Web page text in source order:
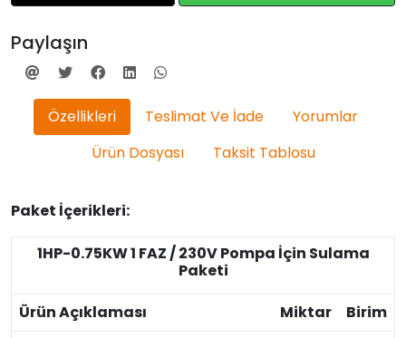
Paylaşın
Özellikleri Teslimat Ve İade
Yorumlar
Ürün Dosyası
Taksit Tablosu
Paket İçerikleri:
1HP-0.75KW 1 FAZ / 230V Pompa İçin Sulama
Paketi
Ürün Açıklaması
Miktar
Birim